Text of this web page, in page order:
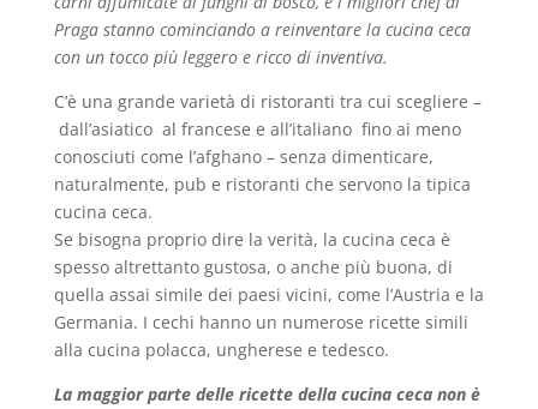
Praga stanno cominciando a reinventare la cucina ceca
con un tocco più leggero e ricco di inventiva.
C’è una grande varietà di ristoranti tra cui scegliere –
dall’asiatico al francese e all’italiano fino ai meno
conosciuti come l’afghano – senza dimenticare,
naturalmente, pub e ristoranti che servono la tipica
cucina ceca.
Se bisogna proprio dire la verità, la cucina ceca è
spesso altrettanto gustosa, o anche più buona, di
quella assai simile dei paesi vicini, come l’Austria e la
Germania. I cechi hanno un numerose ricette simili
alla cucina polacca, ungherese e tedesco.
La maggior parte delle ricette della cucina ceca non è